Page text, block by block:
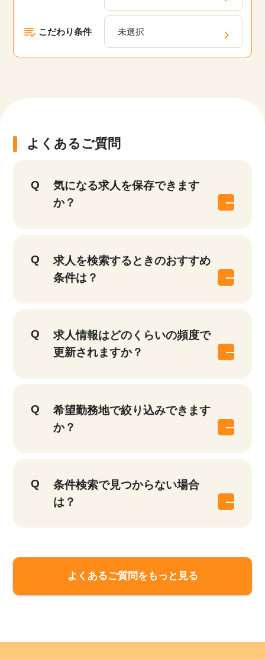
こだわり条件 未選択
よくあるご質問
気になる求人を保存できます
か？
求人を検索するときのおすすめ
条件は？
求人情報はどのくらいの頻度で
更新されますか？
希望勤務地で絞り込みできます
か？
条件検索で見つからない場合
は？
よくあるご質問をもっと見る
9,874 他の条件を選択